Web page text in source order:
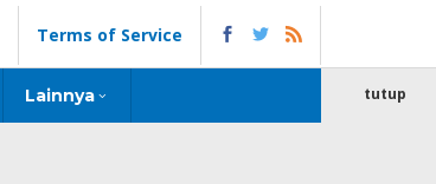
Terms of Service
Lainnya tutup